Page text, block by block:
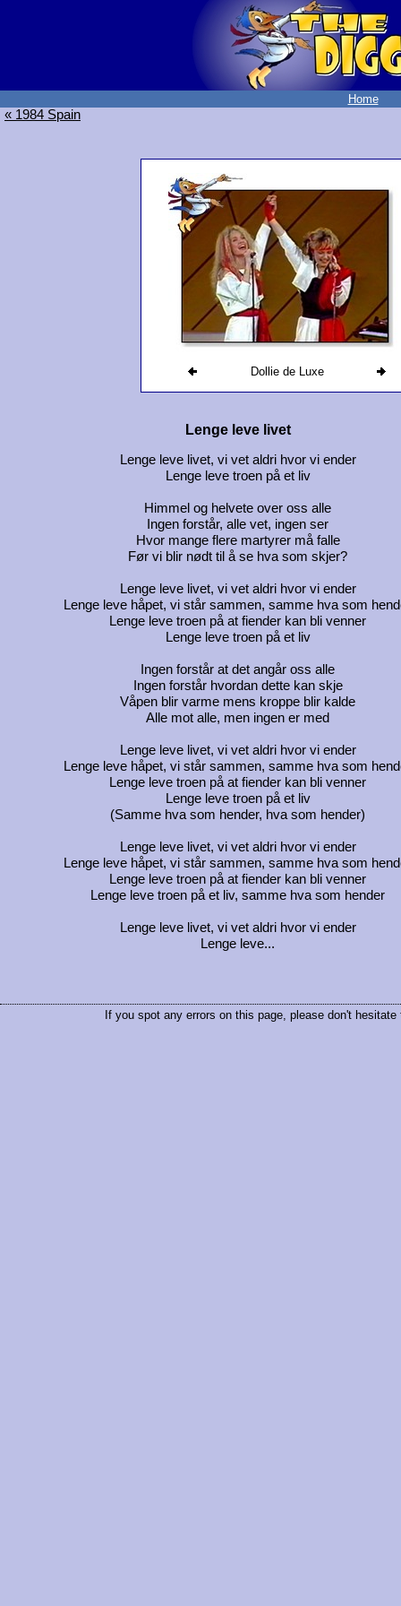
Home
« 1984 Spain
Dollie de Luxe
Lenge leve livet
Lenge leve livet, vi vet aldri hvor vi ender
Lenge leve troen på et liv
Himmel og helvete over oss alle
Ingen forstår, alle vet, ingen ser
Hvor mange flere martyrer må falle
Før vi blir nødt til å se hva som skjer?
Lenge leve livet, vi vet aldri hvor vi ender
Lenge leve håpet, vi står sammen, samme hva som
Lenge leve troen på at fiender kan bli venner
Lenge leve troen på et liv
Ingen forstår at det angår oss alle
Ingen forstår hvordan dette kan skje
Våpen blir varme mens kroppe blir kalde
Alle mot alle, men ingen er med
Lenge leve livet, vi vet aldri hvor vi ender
Lenge leve håpet, vi står sammen, samme hva som
Lenge leve troen på at fiender kan bli venner
Lenge leve troen på et liv
(Samme hva som hender, hva som hender)
Lenge leve livet, vi vet aldri hvor vi ender
Lenge leve håpet, vi står sammen, samme hva som
Lenge leve troen på at fiender kan bli venner
Lenge leve troen på et liv, samme hva som hender
Lenge leve livet, vi vet aldri hvor vi ender
Lenge leve...
If you spot any errors on this page, please don't